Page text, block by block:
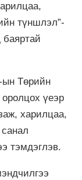
түншлэл”-
Төрийн
оролцох үеэр
харилцаа,
тэмдэглэв.